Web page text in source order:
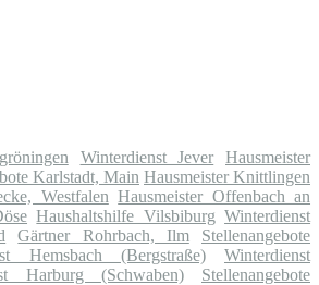
Winterdienst Jever
Hausmeister
Karlstadt, Main Hausmeister Knittlingen
Westfalen Hausmeister Offenbach an
Haushaltshilfe Vilsbiburg Winterdienst
Gärtner Rohrbach, Ilm
Stellenangebote
Hemsbach (Bergstraße)
Winterdienst
Harburg (Schwaben)
Stellenangebote